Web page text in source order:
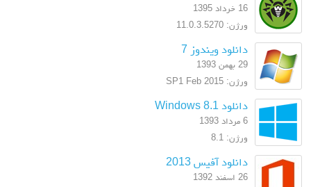
16 خرداد 1395
ورژن: 11.0.3.5270
دانلود ویندوز 7
29 بهمن 1393
ورژن: SP1 Feb 2015
دانلود Windows 8.1
6 مرداد 1393
ورژن: 8.1
دانلود آفیس 2013
26 اسفند 1392